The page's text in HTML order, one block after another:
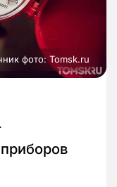
фото: Tomsk.ru